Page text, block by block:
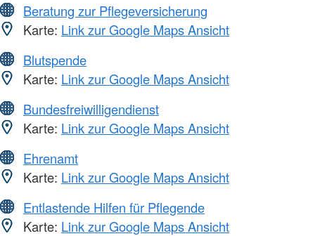
Beratung zur Pflegeversicherung
Karte: Link zur Google Maps Ansicht
Blutspende
Karte: Link zur Google Maps Ansicht
Bundesfreiwilligendienst
Karte: Link zur Google Maps Ansicht
Ehrenamt
Karte: Link zur Google Maps Ansicht
Entlastende Hilfen für Pflegende
Karte: Link zur Google Maps Ansicht